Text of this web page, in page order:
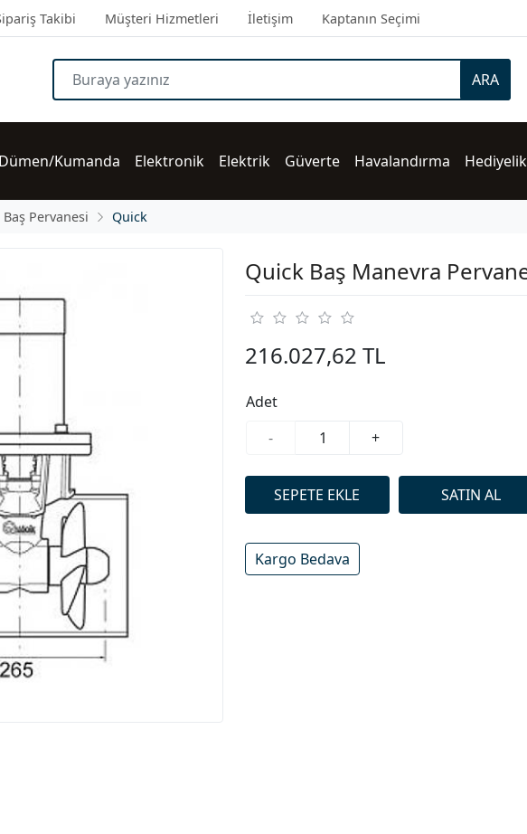
Takibi Müşteri Hizmetleri İletişim Kaptanın Seçimi
ARA
Dümen/Kumanda Elektronik Elektrik Güverte Havalandırma Hediyelik
Pervanesi Quick
Quick Baş Manevra
216.027,62 TL
Adet
-
+
Kargo Bedava